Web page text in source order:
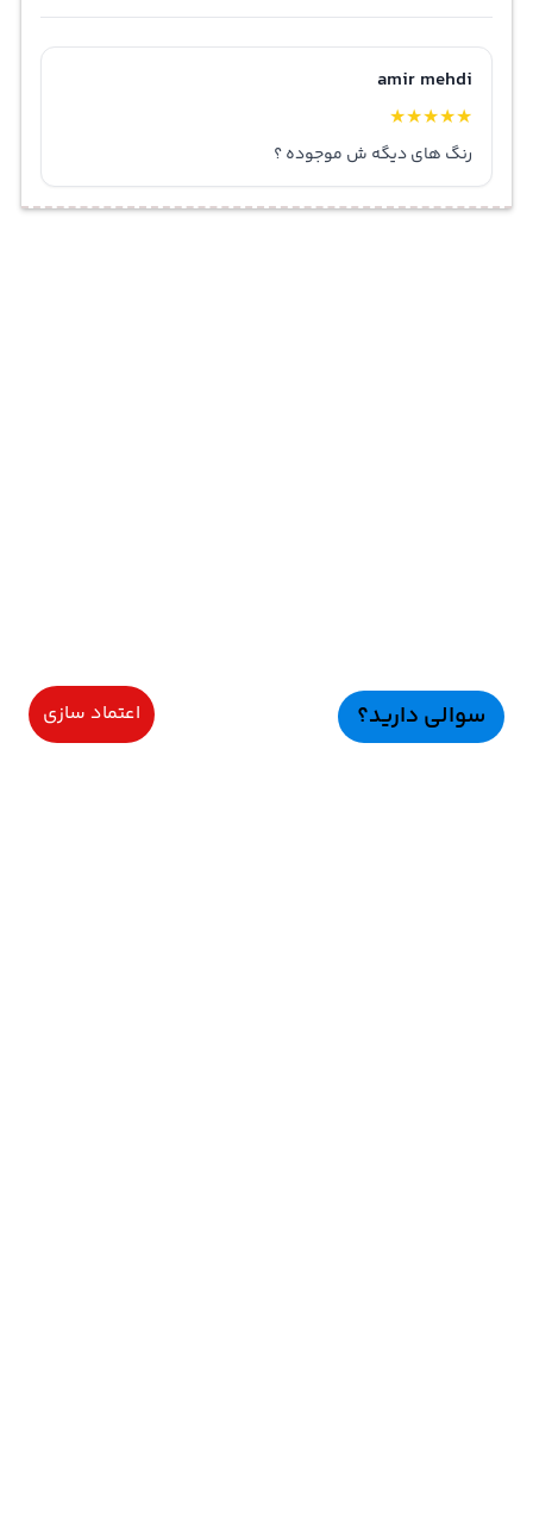
amir mehdi
★
★
★
★
★
رنگ های دیگه ش موجوده ؟
سوالی دارید؟ اعتماد سازی